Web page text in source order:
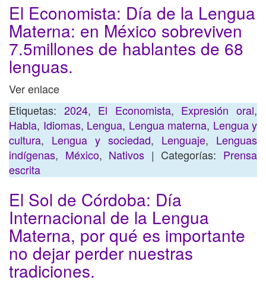
El Economista: Día de la Lengua
Materna: en México sobreviven
7.5millones de hablantes de 68
lenguas.
Ver enlace
Etiquetas: 2024, El Economista, Expresión oral,
Habla, Idiomas, Lengua, Lengua materna, Lengua y
cultura, Lengua y sociedad, Lenguaje, Lenguas
indígenas, México, Nativos | Categorías: Prensa
escrita
El Sol de Córdoba: Día
Internacional de la Lengua
Materna, por qué es importante
no dejar perder nuestras
tradiciones.